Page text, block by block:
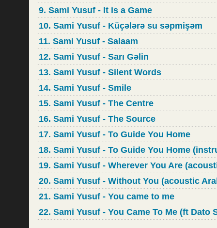
9. Sami Yusuf - It is a Game
10. Sami Yusuf - Küçələrə su səpmişəm
11. Sami Yusuf - Salaam
12. Sami Yusuf - Sarı Gəlin
13. Sami Yusuf - Silent Words
14. Sami Yusuf - Smile
15. Sami Yusuf - The Centre
16. Sami Yusuf - The Source
17. Sami Yusuf - To Guide You Home
18. Sami Yusuf - To Guide You Home
19. Sami Yusuf - Wherever You Are
20. Sami Yusuf - Without You (acoustic
21. Sami Yusuf - You came to me
22. Sami Yusuf - You Came To Me (ft Dato